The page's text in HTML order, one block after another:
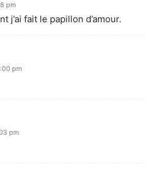
pm
j’ai fait le papillon d’amour.
pm
pm